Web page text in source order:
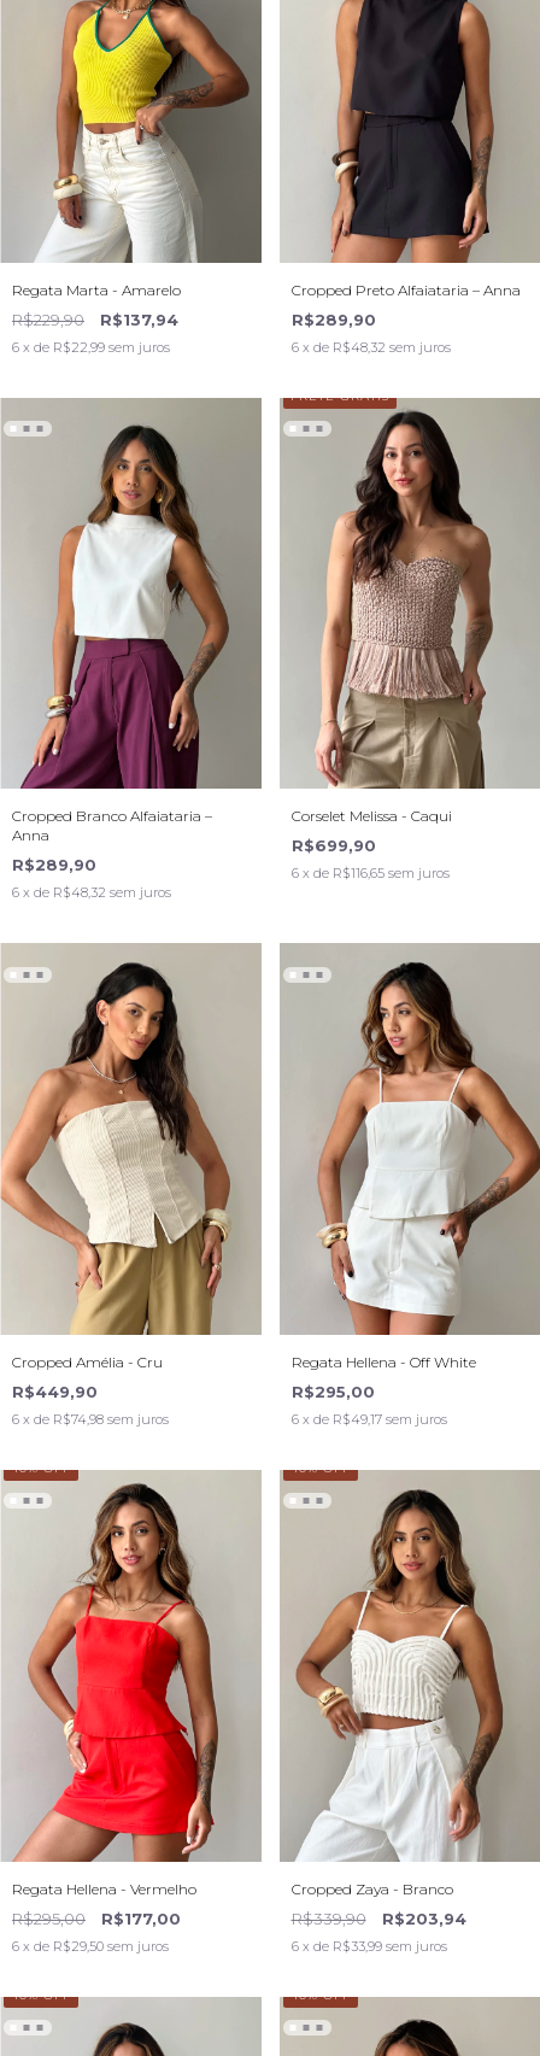
Regata Marta - Amarelo
R$229,90 R$137,94
6 x de R$22,99 sem juros
Cropped Preto Alfaiataria – Anna
R$289,90
6 x de R$48,32 sem juros
Cropped Branco Alfaiataria –
Anna
R$289,90
6 x de R$48,32 sem juros
FRETE GRÁTIS
Corselet Melissa - Caqui
R$699,90
6 x de R$116,65 sem juros
Cropped Amélia - Cru
R$449,90
6 x de R$74,98 sem juros
Regata Hellena - Off White
R$295,00
6 x de R$49,17 sem juros
40% OFF
Regata Hellena - Vermelho
R$295,00 R$177,00
6 x de R$29,50 sem juros
40% OFF
Cropped Zaya - Branco
R$339,90 R$203,94
6 x de R$33,99 sem juros
40% OFF 40% OFF